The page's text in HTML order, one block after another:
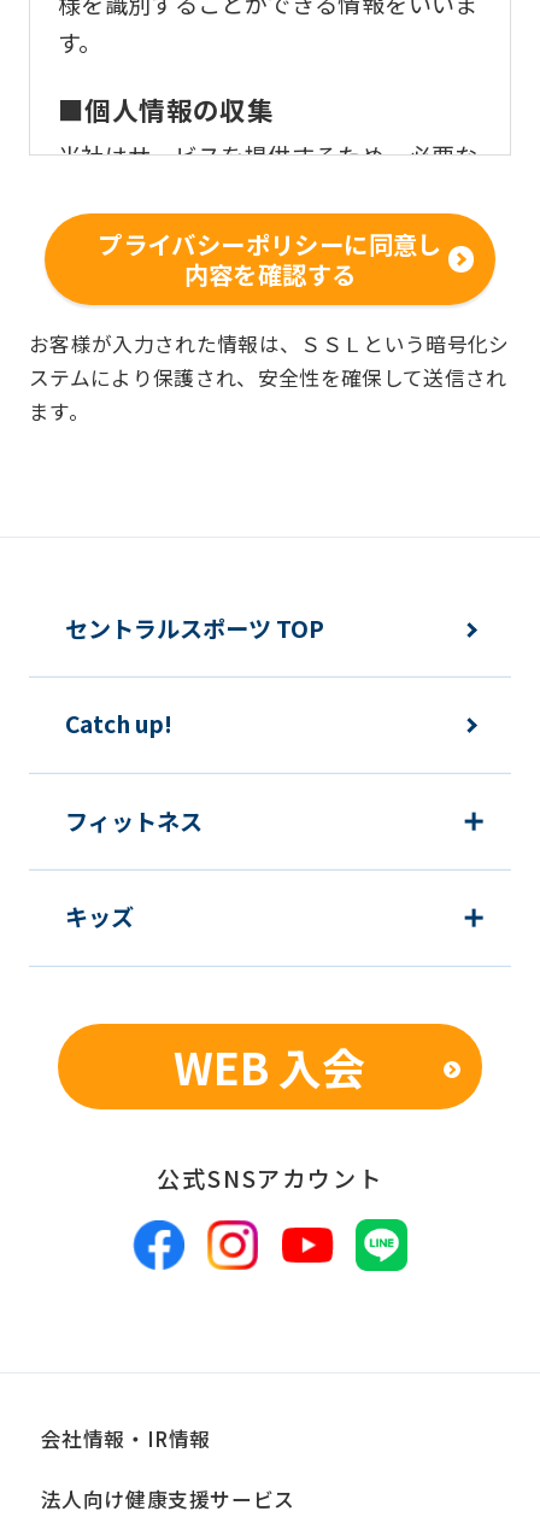
す。
■個人情報の収集
当社はサービスを提供するため、必要な
客様の個人情報を収集いたします。
■個人情報の利用
お客様からお預かりした個人情報は、以
下の目的で使用させて頂きます。また、
違法または不当な行為を助長し、または
ご利用上の諸連絡や利用状況の確認の
む）等、新商品・サービスの立案・開
発・実施のため
新商品・サービスやイベント情報を含
個人を特定できないよう加工したうえ
での統計的なデータの作成、活用、公
■個人情報の管理
当社は、お客様からお預かりした個人情
ざん、紛失等がないよう適正な管理に努
めます。当社において安全管理のために
講じている措置の内容については、本プ
■個人情報の開示
当社は、お客様からお預かりした個人情
プライバシーポリシーに同意し
内容を確認する
お客様が入力された情報は、ＳＳＬという暗号化シ
ステムにより保護され、安全性を確保して送信され
ます。
セントラルスポーツ TOP
Catch up!
フィットネス
キッズ
WEB 入会
公式SNSアカウント
会社情報・IR情報
法人向け健康支援サービス